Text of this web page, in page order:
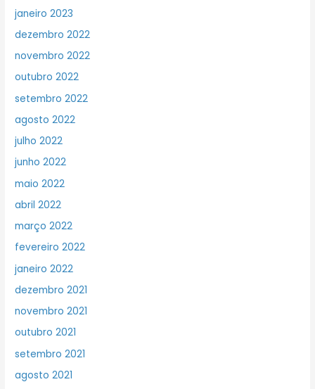
janeiro 2023
dezembro 2022
novembro 2022
outubro 2022
setembro 2022
agosto 2022
julho 2022
junho 2022
maio 2022
abril 2022
março 2022
fevereiro 2022
janeiro 2022
dezembro 2021
novembro 2021
outubro 2021
setembro 2021
agosto 2021